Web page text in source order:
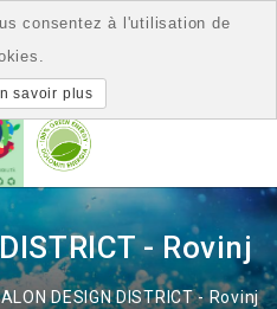
- Rovinj
DESIGN DISTRICT - Rovinj
consentez à l'utilisation de
savoir plus